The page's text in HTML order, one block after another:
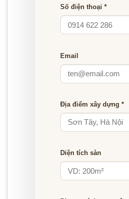
Số điện thoại *
Email
Địa điểm xây dựng *
Diện tích sàn